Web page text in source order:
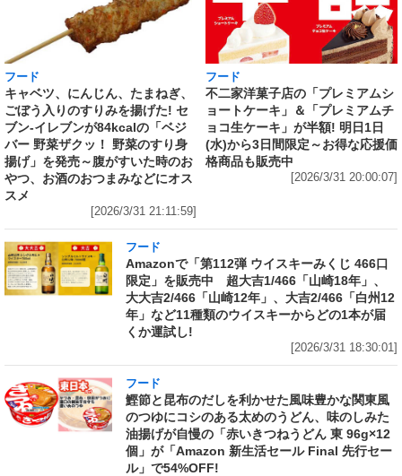
フード
キャベツ、にんじん、たまねぎ、
ごぼう入りのすりみを揚げた! セ
ブン‐イレブンが84kcalの「ベジ
バー 野菜ザクッ！ 野菜のすり身
揚げ」を発売～腹がすいた時のお
やつ、お酒のおつまみなどにオス
スメ
[2026/3/31 21:11:59]
フード
不二家洋菓子店の「プレミアムシ
ョートケーキ」＆「プレミアムチ
ョコ生ケーキ」が半額! 明日1日
(水)から3日間限定～お得な応援価
格商品も販売中
[2026/3/31 20:00:07]
フード
Amazonで「第112弾 ウイスキーみくじ 466口
限定」を販売中 超大吉1/466「山崎18年」、
大大吉2/466「山崎12年」、大吉2/466「白州12
年」など11種類のウイスキーからどの1本が届
くか運試し!
[2026/3/31 18:30:01]
フード
鰹節と昆布のだしを利かせた風味豊かな関東風
のつゆにコシのある太めのうどん、味のしみた
油揚げが自慢の「赤いきつねうどん 東 96g×12
個」が「Amazon 新生活セール Final 先行セー
ル」で54%OFF!